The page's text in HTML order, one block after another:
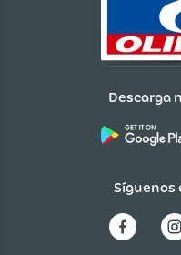
Descarga
Síguenos